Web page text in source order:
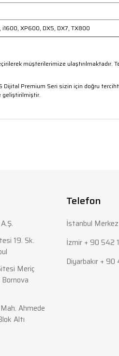
XP600, DX5, DX7, TX800
müşterilerimize ulaştırılmaktadır.
Dijital Premium Seri sizin için doğru
geliştirilmiştir.
19. Sk.
Meriç
Ahmede
Altı
Telefon
İstanbul
İzmir + 90 542
Diyarbakır +